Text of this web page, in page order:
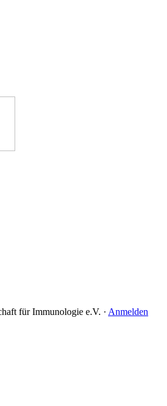
für Immunologie e.V. · Anmelden